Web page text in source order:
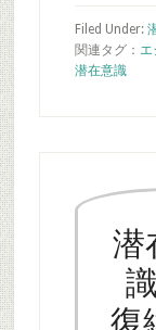
Filed Under:
関連タグ： エ
潜在意識
潜
復